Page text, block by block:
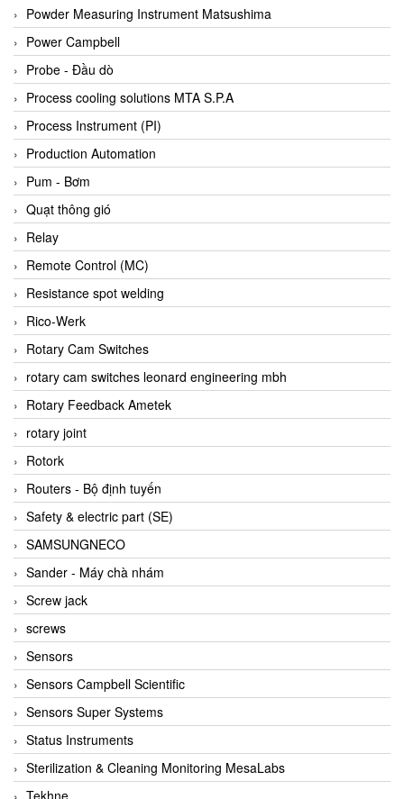
Bihl+wiedemann
Bilz
Binder Connector
Biotech
BirdX Vietnam
BK Vibro
Black Box
BlackBox Vietnam
BLAGDON PUMP
Bloom Engineering
Boneng
Bopp & Reuther Messtechnik
Bosch
Boydcorp
BRAUN Vietnam
Brinkmann Pumpen
BRONKHORST
Brook Instrument
Brooks Instrument Vietnam
Buhler
BURLING INSTRUMENTS
Burster
BUSCHJOST
Calectro
Campbell Scientific
Canneed Vietnam
Cantoni
CAPS
CAREL Parts
Powder Measuring Instrument Matsushima
Power Campbell
Probe - Đầu dò
Process cooling solutions MTA S.P.A
Process Instrument (PI)
Production Automation
Pum - Bơm
Quạt thông gió
Relay
Remote Control (MC)
Resistance spot welding
Rico-Werk
Rotary Cam Switches
rotary cam switches leonard engineering mbh
Rotary Feedback Ametek
rotary joint
Rotork
Routers - Bộ định tuyến
Safety & electric part (SE)
SAMSUNGNECO
Sander - Máy chà nhám
Screw jack
screws
Sensors
Sensors Campbell Scientific
Sensors Super Systems
Status Instruments
Sterilization & Cleaning Monitoring MesaLabs
Tekhne